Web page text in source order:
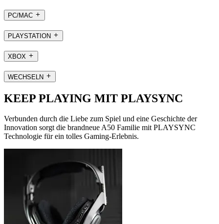
PC/MAC
PLAYSTATION
XBOX
WECHSELN
KEEP PLAYING MIT PLAYSYNC
Verbunden durch die Liebe zum Spiel und eine Geschichte der
Innovation sorgt die brandneue A50 Familie mit PLAYSYNC
Technologie für ein tolles Gaming-Erlebnis.